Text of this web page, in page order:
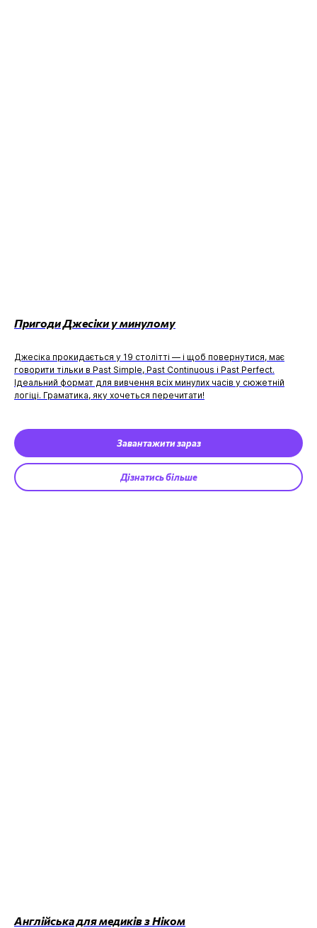
Пригоди Джесіки у минулому
Джесіка прокидається у 19 столітті — і щоб повернутися, має
говорити тільки в Past Simple, Past Continuous і Past Perfect.
Ідеальний формат для вивчення всіх минулих часів у сюжетній
логіці. Граматика, яку хочеться перечитати!
Завантажити зараз
Дізнатись більше
Англійська для медиків з Ніком